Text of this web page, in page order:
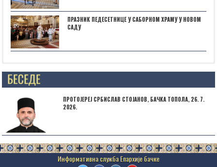
ПРАЗНИК ПЕДЕСЕТНИЦЕ У САБОРНОМ ХРАМУ У НОВОМ
САДУ
Posts not found
ПРОТОЈЕРЕЈ СРБИСЛАВ СТОЈАНОВ, БАЧКА ТОПОЛА, 26. 7.
2026.